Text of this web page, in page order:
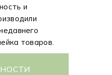
и
товаров.